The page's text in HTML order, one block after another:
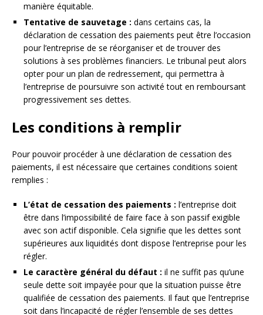
manière équitable.
Tentative de sauvetage : dans certains cas, la
déclaration de cessation des paiements peut être l’occasion
pour l’entreprise de se réorganiser et de trouver des
solutions à ses problèmes financiers. Le tribunal peut alors
opter pour un plan de redressement, qui permettra à
l’entreprise de poursuivre son activité tout en remboursant
progressivement ses dettes.
Les conditions à remplir
Pour pouvoir procéder à une déclaration de cessation des
paiements, il est nécessaire que certaines conditions soient
remplies :
L’état de cessation des paiements : l’entreprise doit
être dans l’impossibilité de faire face à son passif exigible
avec son actif disponible. Cela signifie que les dettes sont
supérieures aux liquidités dont dispose l’entreprise pour les
régler.
Le caractère général du défaut : il ne suffit pas qu’une
seule dette soit impayée pour que la situation puisse être
qualifiée de cessation des paiements. Il faut que l’entreprise
soit dans l’incapacité de régler l’ensemble de ses dettes